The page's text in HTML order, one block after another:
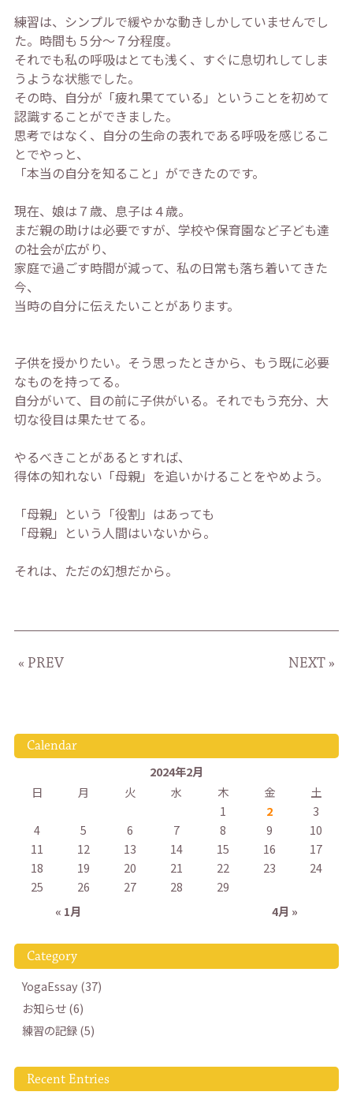
練習は、シンプルで緩やかな動きしかしていませんでし
た。時間も５分～７分程度。
それでも私の呼吸はとても浅く、すぐに息切れしてしま
うような状態でした。
その時、自分が「疲れ果てている」ということを初めて
認識することができました。
思考ではなく、自分の生命の表れである呼吸を感じるこ
とでやっと、
「本当の自分を知ること」ができたのです。
現在、娘は７歳、息子は４歳。
まだ親の助けは必要ですが、学校や保育園など子ども達
の社会が広がり、
家庭で過ごす時間が減って、私の日常も落ち着いてきた
今、
当時の自分に伝えたいことがあります。
子供を授かりたい。そう思ったときから、もう既に必要
なものを持ってる。
自分がいて、目の前に子供がいる。それでもう充分、大
切な役目は果たせてる。
やるべきことがあるとすれば、
得体の知れない「母親」を追いかけることをやめよう。
「母親」という「役割」はあっても
「母親」という人間はいないから。
それは、ただの幻想だから。
« PREV NEXT »
Calendar
2024年2月
日
月 火 水 木 金
土
1
2
3
4
5 6 7 8 9
10
11
12 13 14 15 16
17
18
19 20 21 22 23
24
25
26 27 28
29
« 1月
4月 »
Category
YogaEssay (37)
お知らせ (6)
練習の記録 (5)
Recent Entries